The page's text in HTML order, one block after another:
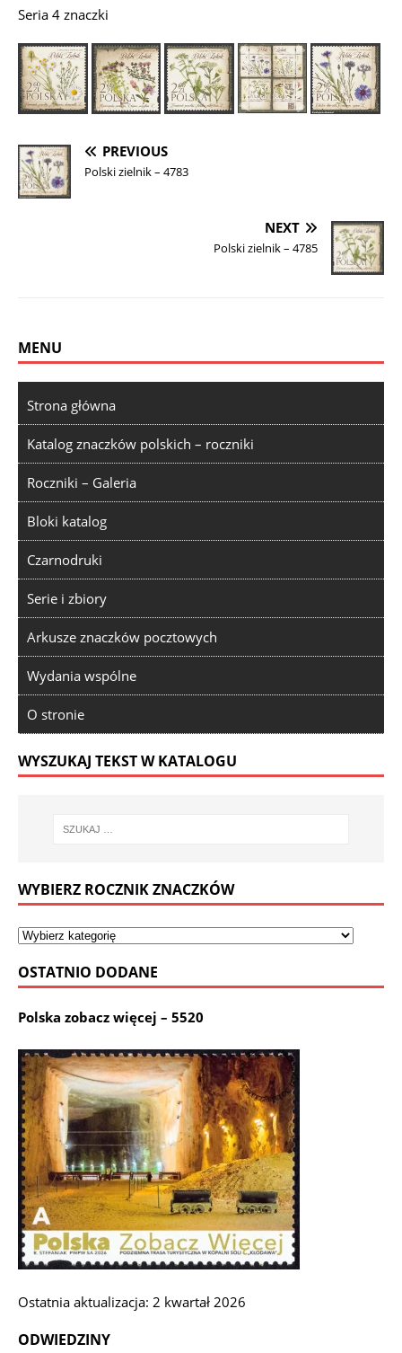
Seria 4 znaczki
PREVIOUS
Polski zielnik – 4783
NEXT
Polski zielnik – 4785
MENU
Strona główna
Katalog znaczków polskich – roczniki
Roczniki – Galeria
Bloki katalog
Czarnodruki
Serie i zbiory
Arkusze znaczków pocztowych
Wydania wspólne
O stronie
WYSZUKAJ TEKST W KATALOGU
WYBIERZ ROCZNIK ZNACZKÓW
OSTATNIO DODANE
Polska zobacz więcej – 5520
Ostatnia aktualizacja: 2 kwartał 2026
ODWIEDZINY